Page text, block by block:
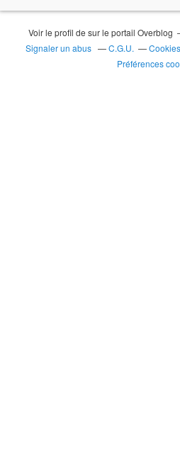
Voir le profil de sur le portail Overblog
Signaler un abus
C.G.U.
Préférences